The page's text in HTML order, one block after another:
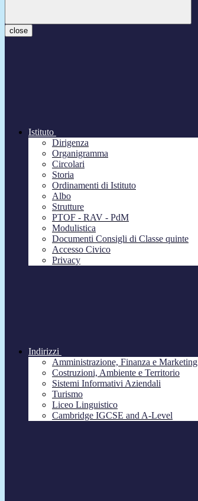
close
Istituto
Dirigenza
Organigramma
Circolari
Storia
Ordinamenti di Istituto
Albo
Strutture
PTOF - RAV - PdM
Modulistica
Documenti Consigli di Classe quinte
Accesso Civico
Privacy
Indirizzi
Amministrazione, Finanza e Marketing
Costruzioni, Ambiente e Territorio
Sistemi Informativi Aziendali
Turismo
Liceo Linguistico
Cambridge IGCSE and A-Level